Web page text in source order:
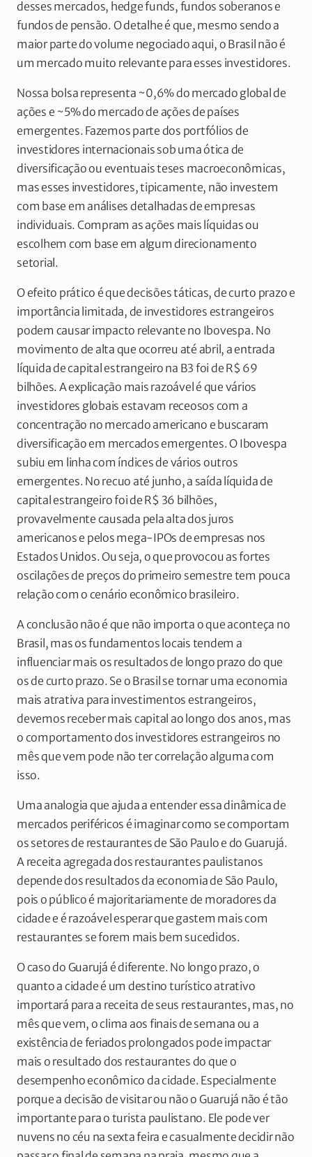
desses mercados, hedge funds, fundos soberanos e
fundos de pensão. O detalhe é que, mesmo sendo a
maior parte do volume negociado aqui, o Brasil não é
um mercado muito relevante para esses investidores.
Nossa bolsa representa ~0,6% do mercado global de
ações e ~5% do mercado de ações de países
emergentes. Fazemos parte dos portfólios de
investidores internacionais sob uma ótica de
diversificação ou eventuais teses macroeconômicas,
mas esses investidores, tipicamente, não investem
com base em análises detalhadas de empresas
individuais. Compram as ações mais líquidas ou
escolhem com base em algum direcionamento
setorial.
O efeito prático é que decisões táticas, de curto prazo e
importância limitada, de investidores estrangeiros
podem causar impacto relevante no Ibovespa. No
movimento de alta que ocorreu até abril, a entrada
líquida de capital estrangeiro na B3 foi de R$ 69
bilhões. A explicação mais razoável é que vários
investidores globais estavam receosos com a
concentração no mercado americano e buscaram
diversificação em mercados emergentes. O Ibovespa
subiu em linha com índices de vários outros
emergentes. No recuo até junho, a saída líquida de
capital estrangeiro foi de R$ 36 bilhões,
provavelmente causada pela alta dos juros
americanos e pelos mega-IPOs de empresas nos
Estados Unidos. Ou seja, o que provocou as fortes
oscilações de preços do primeiro semestre tem pouca
relação com o cenário econômico brasileiro.
A conclusão não é que não importa o que aconteça no
Brasil, mas os fundamentos locais tendem a
influenciar mais os resultados de longo prazo do que
os de curto prazo. Se o Brasil se tornar uma economia
mais atrativa para investimentos estrangeiros,
devemos receber mais capital ao longo dos anos, mas
o comportamento dos investidores estrangeiros no
mês que vem pode não ter correlação alguma com
isso.
Uma analogia que ajuda a entender essa dinâmica de
mercados periféricos é imaginar como se comportam
os setores de restaurantes de São Paulo e do Guarujá.
A receita agregada dos restaurantes paulistanos
depende dos resultados da economia de São Paulo,
pois o público é majoritariamente de moradores da
cidade e é razoável esperar que gastem mais com
restaurantes se forem mais bem sucedidos.
O caso do Guarujá é diferente. No longo prazo, o
quanto a cidade é um destino turístico atrativo
importará para a receita de seus restaurantes, mas, no
mês que vem, o clima aos finais de semana ou a
existência de feriados prolongados pode impactar
mais o resultado dos restaurantes do que o
desempenho econômico da cidade. Especialmente
porque a decisão de visitar ou não o Guarujá não é tão
importante para o turista paulistano. Ele pode ver
nuvens no céu na sexta feira e casualmente decidir não